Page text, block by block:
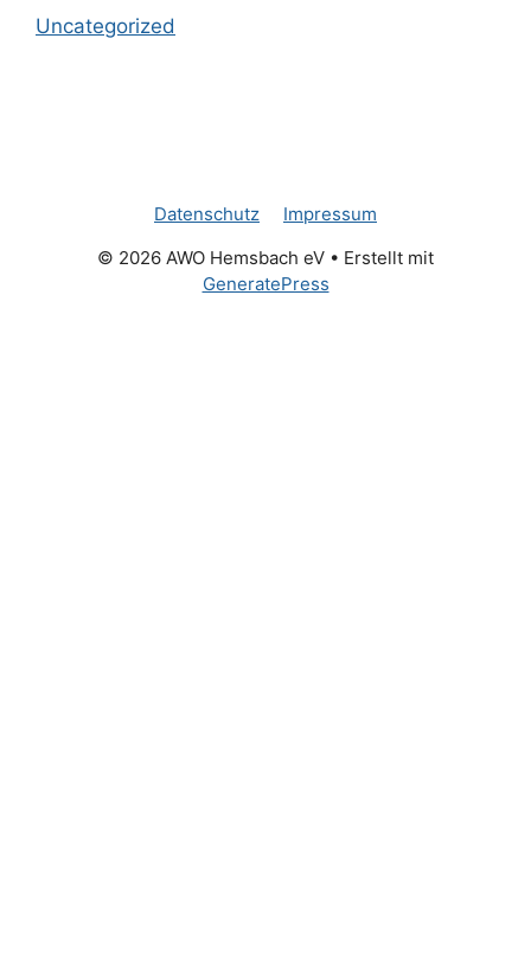
Uncategorized
Datenschutz
Impressum
© 2026 AWO Hemsbach eV • Erstellt mit
GeneratePress